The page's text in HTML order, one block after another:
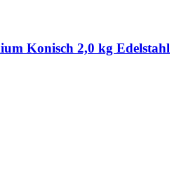
Konisch 2,0 kg Edelstahl